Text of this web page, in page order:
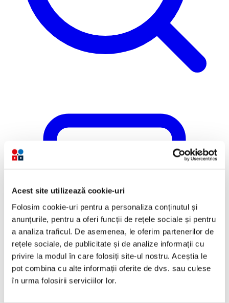
Acest site utilizează cookie-uri
Folosim cookie-uri pentru a personaliza conținutul și
anunțurile, pentru a oferi funcții de rețele sociale și pentru
a analiza traficul. De asemenea, le oferim partenerilor de
rețele sociale, de publicitate și de analize informații cu
privire la modul în care folosiți site-ul nostru. Aceștia le
pot combina cu alte informații oferite de dvs. sau culese
în urma folosirii serviciilor lor.